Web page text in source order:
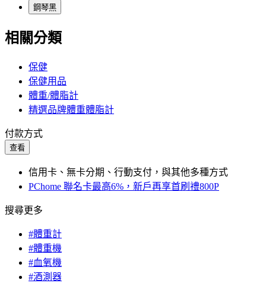
鋼琴黑
相關分類
保健
保健用品
體重/體脂計
精選品牌體重體脂計
付款方式
查看
信用卡、無卡分期、行動支付，與其他多種方式
PChome 聯名卡最高6%，新戶再享首刷禮800P
搜尋更多
#體重計
#體重機
#血氧機
#酒測器